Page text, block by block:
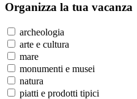
Organizza la tua vacanza
archeologia
arte e cultura
mare
monumenti e musei
natura
piatti e prodotti tipici